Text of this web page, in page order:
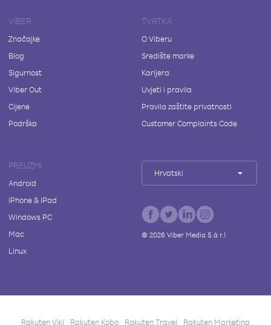
VIBER
Značajke
Blog
Sigurnost
Viber Out
Cijene
Podrška
TVRTKA
O Viberu
Središte marke
Karijera
Uvjeti i pravila
Pravila zaštite privatnosti
Customer Complaints Code
PREUZMI
Android
iPhone & iPad
Windows PC
Mac
Linux
Hrvatski
© 2026Viber Media S.à r.l.
Rakuten Viki Rakuten Kobo Rakuten Travel Rakuten Marketing